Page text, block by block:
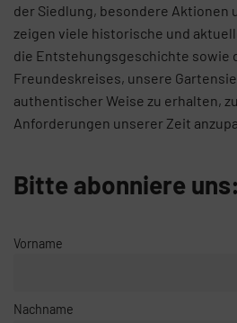
der Siedlung, besondere Aktionen
zeigen viele historische und
die Entstehungsgeschichte sowie
Freundeskreises, unsere
authentischer Weise zu erhalten,
Anforderungen unserer Zeit
Bitte abonniere uns:
Vorname
Nachname